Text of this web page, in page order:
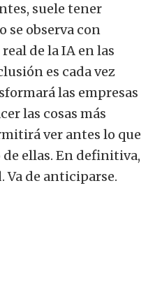
suele tener
se observa con
de la IA en las
es cada vez
las empresas
las cosas más
ver antes lo que
ellas. En definitiva,
Va de anticiparse.